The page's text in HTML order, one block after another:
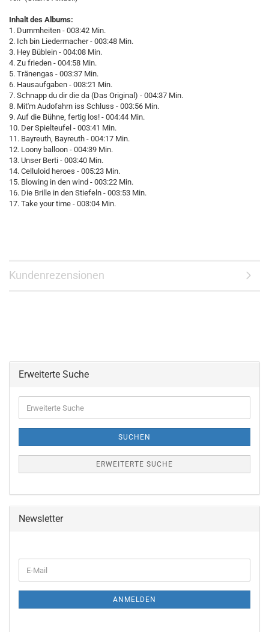
Inhalt des Albums:
1. Dummheiten - 003:42 Min.
2. Ich bin Liedermacher - 003:48 Min.
3. Hey Büblein - 004:08 Min.
4. Zu frieden - 004:58 Min.
5. Tränengas - 003:37 Min.
6. Hausaufgaben - 003:21 Min.
7. Schnapp du dir die da (Das Original) - 004:37 Min.
8. Mit'm Audofahrn iss Schluss - 003:56 Min.
9. Auf die Bühne, fertig los! - 004:44 Min.
10. Der Spielteufel - 003:41 Min.
11. Bayreuth, Bayreuth - 004:17 Min.
12. Loony balloon - 004:39 Min.
13. Unser Berti - 003:40 Min.
14. Celluloid heroes - 005:23 Min.
15. Blowing in den wind - 003:22 Min.
16. Die Brille in den Stiefeln - 003:53 Min.
17. Take your time - 003:04 Min.
Kundenrezensionen
Erweiterte Suche
Suche
SUCHEN
ERWEITERTE SUCHE
Newsletter
ZUR
E-
Mail
ANMELDEN